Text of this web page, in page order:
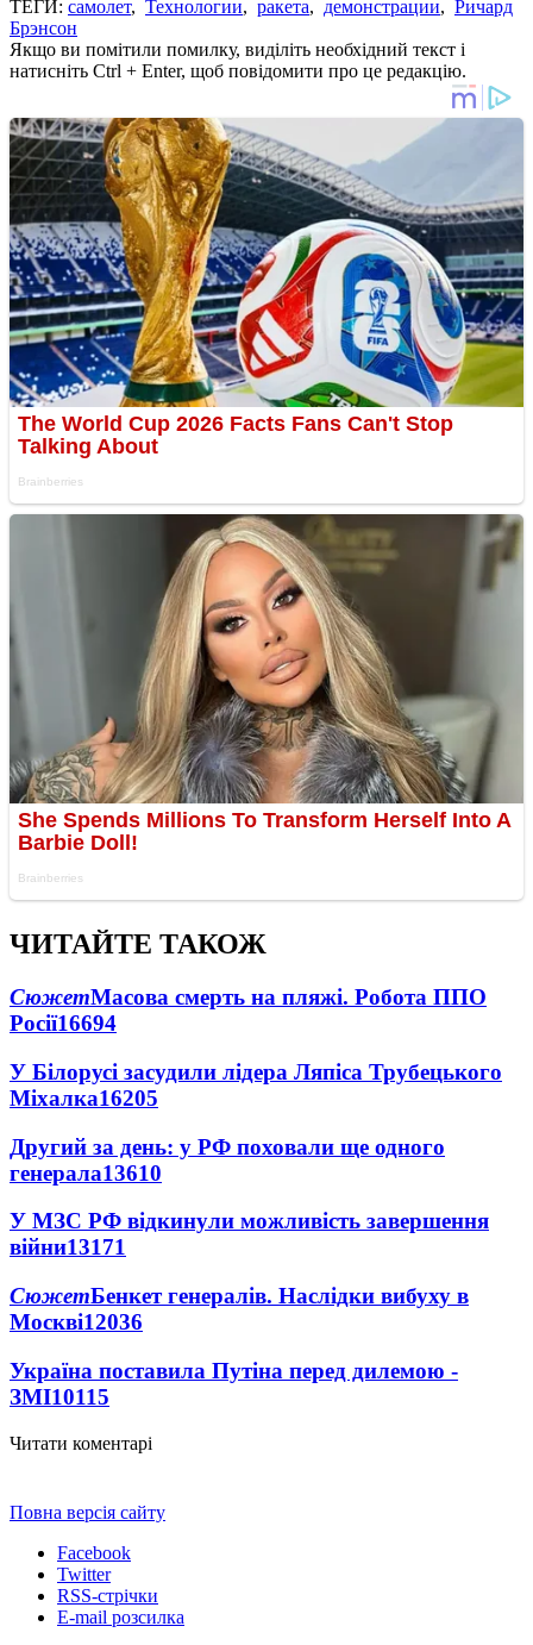
ТЕГИ: самолет, Технологии, ракета, демонстрации, Ричард
Брэнсон
Якщо ви помітили помилку, виділіть необхідний текст і
натисніть Ctrl + Enter, щоб повідомити про це редакцію.
ЧИТАЙТЕ ТАКОЖ
СюжетМасова смерть на пляжі. Робота ППО
Росії16694
У Білорусі засудили лідера Ляпіса Трубецького
Міхалка16205
Другий за день: у РФ поховали ще одного
генерала13610
У МЗС РФ відкинули можливість завершення
війни13171
СюжетБенкет генералів. Наслідки вибуху в
Москві12036
Україна поставила Путіна перед дилемою -
ЗМІ10115
Читати коментарі
Повна версія сайту
Facebook
Twitter
RSS-стрічки
E-mail розсилка